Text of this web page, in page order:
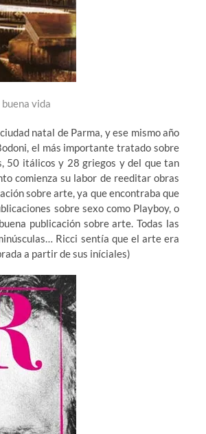
vida
natal de Parma, y ese mismo año
el más importante tratado sobre
50 itálicos y 28 griegos y del que tan
comienza su labor de reeditar obras
sobre arte, ya que encontraba que
sobre sexo como Playboy, o
publicación sobre arte. Todas las
Ricci sentía que el arte era
a partir de sus iníciales)